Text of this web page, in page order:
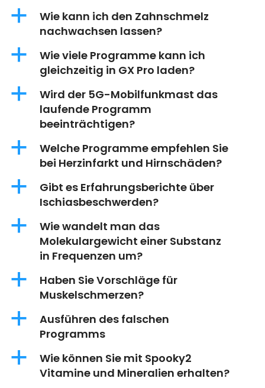
a
Wie kann ich den Zahnschmelz
nachwachsen lassen?
a
Wie viele Programme kann ich
gleichzeitig in GX Pro laden?
a
Wird der 5G-Mobilfunkmast das
laufende Programm
beeinträchtigen?
a
Welche Programme empfehlen Sie
bei Herzinfarkt und Hirnschäden?
a
Gibt es Erfahrungsberichte über
Ischiasbeschwerden?
a
Wie wandelt man das
Molekulargewicht einer Substanz
in Frequenzen um?
a
Haben Sie Vorschläge für
Muskelschmerzen?
a
Ausführen des falschen
Programms
a
Wie können Sie mit Spooky2
Vitamine und Mineralien erhalten?